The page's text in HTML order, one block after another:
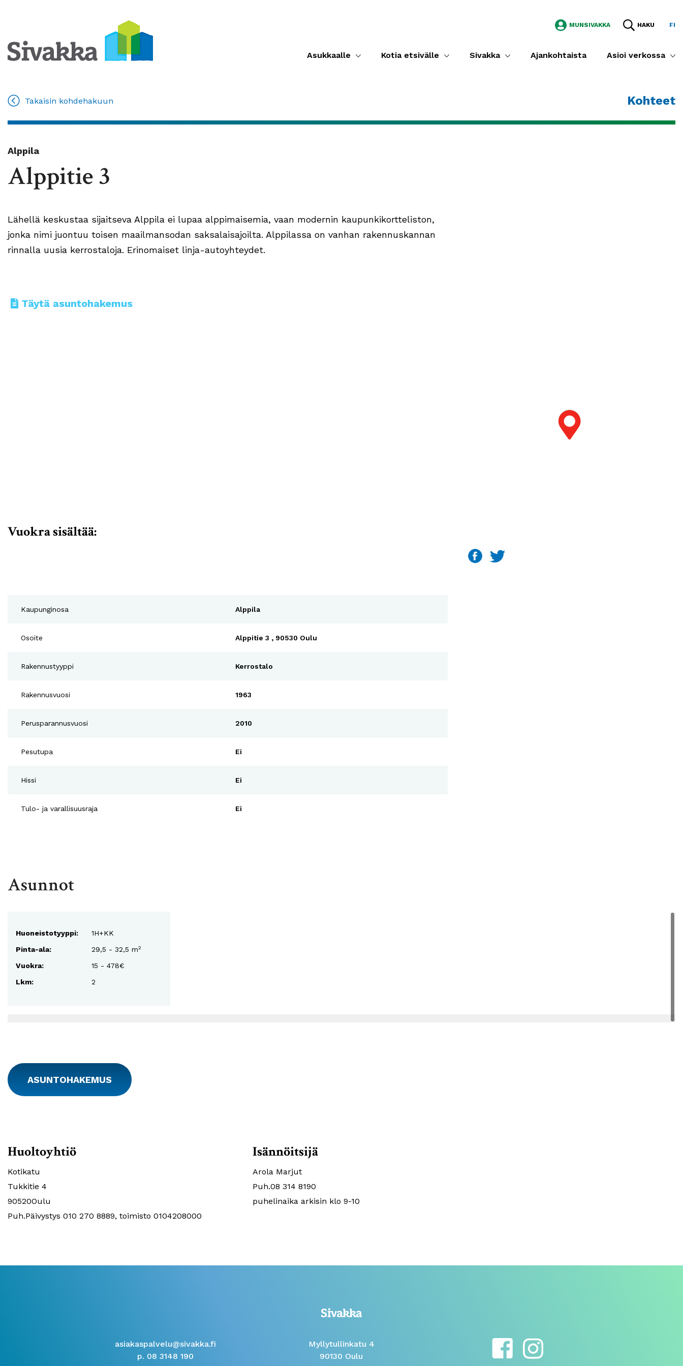
MUNSIVAKKA HAKU FI
Asukkaalle Kotia etsivälle Sivakka Ajankohtaista Asioi verkossa
Takaisin kohdehakuun Kohteet
Alppila
Alppitie 3
Lähellä keskustaa sijaitseva Alppila ei lupaa alppimaisemia, vaan modernin kaupunkikortteliston,
jonka nimi juontuu toisen maailmansodan saksalaisajoilta. Alppilassa on vanhan rakennuskannan
rinnalla uusia kerrostaloja. Erinomaiset linja-autoyhteydet.
Täytä asuntohakemus
Vuokra sisältää:
Kaupunginosa Alppila
Osoite Alppitie 3 , 90530 Oulu
Rakennustyyppi Kerrostalo
Rakennusvuosi 1963
Perusparannusvuosi 2010
Pesutupa Ei
Hissi Ei
Tulo- ja varallisuusraja Ei
Asunnot
Huoneistotyyppi:
1H+KK
Pinta-ala:
29,5 - 32,5 m2
Vuokra:
15 - 478€
Lkm:
2
ASUNTOHAKEMUS
Huoltoyhtiö
Kotikatu
Tukkitie 4
90520Oulu
Puh.Päivystys 010 270 8889, toimisto 0104208000
Isännöitsijä
Arola Marjut
Puh.08 314 8190
puhelinaika arkisin klo 9-10
asiakaspalvelu@sivakka.fi
p. 08 3148 190
Myllytullinkatu 4
90130 Oulu